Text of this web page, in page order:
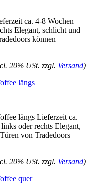
ca. 4-8 Wochen
Elegant, schlicht und
können
20% USt. zzgl. Versand)
längs
längs Lieferzeit ca.
oder rechts Elegant,
von Tradedoors
20% USt. zzgl. Versand)
quer